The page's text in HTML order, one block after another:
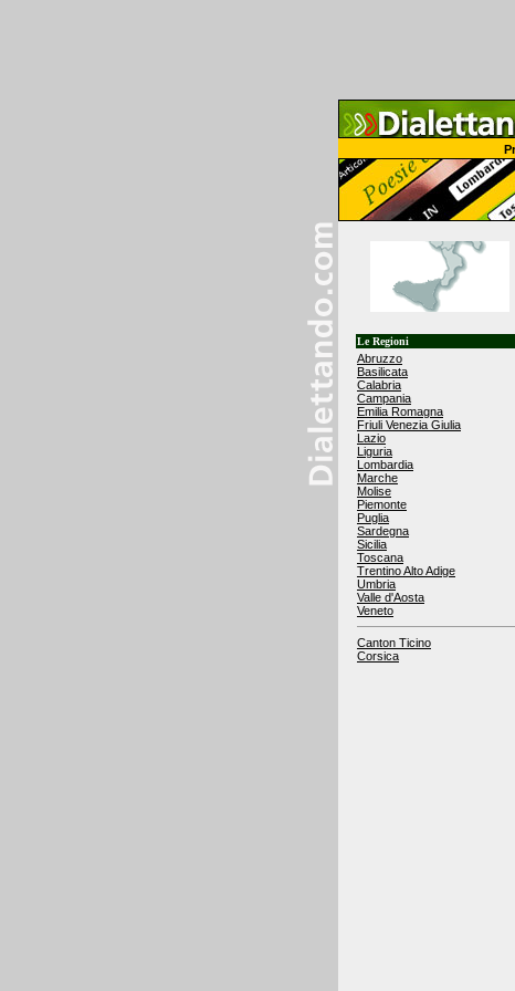
Le Regioni
Abruzzo
Basilicata
Calabria
Campania
Emilia Romagna
Friuli Venezia Giulia
Lazio
Liguria
Lombardia
Marche
Molise
Piemonte
Puglia
Sardegna
Sicilia
Toscana
Trentino Alto Adige
Umbria
Valle d'Aosta
Veneto
Canton Ticino
Corsica